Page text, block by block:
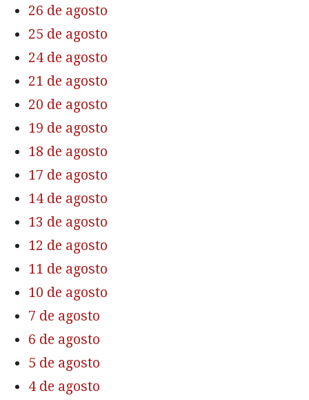
26 de agosto
25 de agosto
24 de agosto
21 de agosto
20 de agosto
19 de agosto
18 de agosto
17 de agosto
14 de agosto
13 de agosto
12 de agosto
11 de agosto
10 de agosto
7 de agosto
6 de agosto
5 de agosto
4 de agosto